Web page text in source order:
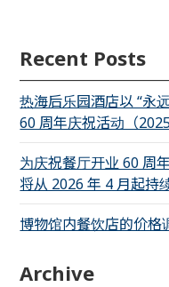
Recent Posts
热海后乐园酒店以 “永
60 周年庆祝活动（
为庆祝餐厅开业 60 周
将从 2026 年 4 月起持
博物馆内餐饮店的价格
Archive